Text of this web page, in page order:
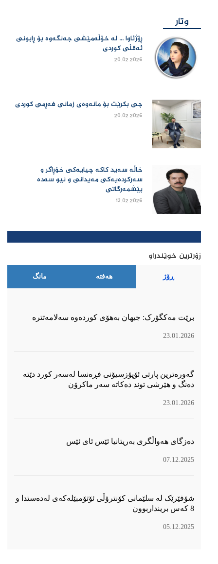
وتار
ڕۆژئاوا ... لە خۆڵەمێشی جەنگەوە بۆ ڕابونی
ئەقڵی کوردی
20.02.2026
چی بكرێت بۆ مانەوەی زمانی فەڕمی كوردی
20.02.2026
خاڵە سەید کاکە چیایەکی خۆڕاگر و
سەرکردەیەکی مەیدانی و نیو سەدە
پێشمەرگاتی
13.02.2026
زۆرترین خوێندراو
ڕۆژ هەفتە مانگ
برێت مەکگۆرک: جیهان بەهۆی کوردەوە سەلامەتترە
23.01.2026
گەورەترین پارتی ئۆپۆزسیۆنی فڕەنسا لەسەر كورد دێتە
دەنگ و هێرشی توند دەكاتە سەر ماكرۆن
23.01.2026
دەزگای هەواڵگری بەریتانیا ئێس ئای ئێس
07.12.2025
شۆفێرێک لە سلێمانی کۆنترۆڵی ئۆتۆمبێلەکەی لەدەستدا و
8 کەس برینداربوون
05.12.2025